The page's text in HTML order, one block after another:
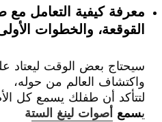
معرفة كيفية التعامل
القوقعة، والخطوات
سيحتاج بعض الوقت ليعتاد
واكتشاف العالم من حوله،
لتتأكد أن طفلك يسمع كل
يسمع أصوات لينغ الستة